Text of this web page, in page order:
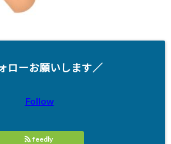
ローお願いします／
Follow
feedly